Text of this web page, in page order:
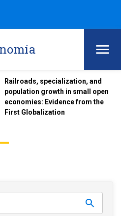
Railroads, specialization, and
population growth in small open
economies: Evidence from the
First Globalization